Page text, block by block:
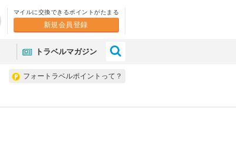
マイルに交換できるポイントがたまる
新規会員登録
トラベルマガジン
フォートラベルポイントって？